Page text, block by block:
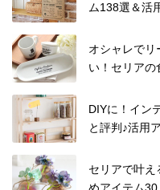
ム138選＆活
オシャレでリ
い！セリアの
DIYに！イン
と評判♪活用
セリアで叶